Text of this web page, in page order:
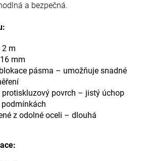
a bezpečná.
2 m
mm
pásma – umožňuje snadné
protiskluzový povrch – jistý úchop
z odolné oceli – dlouhá